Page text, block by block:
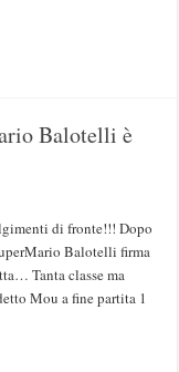
Balotelli è
di fronte!!! Dopo
Balotelli firma
Tanta classe ma
Mou a fine partita 1